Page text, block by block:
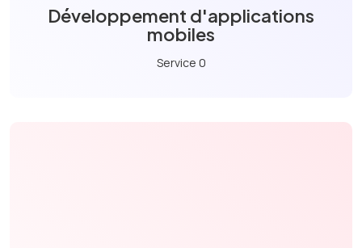
Développement d'applications
mobiles
Service 0